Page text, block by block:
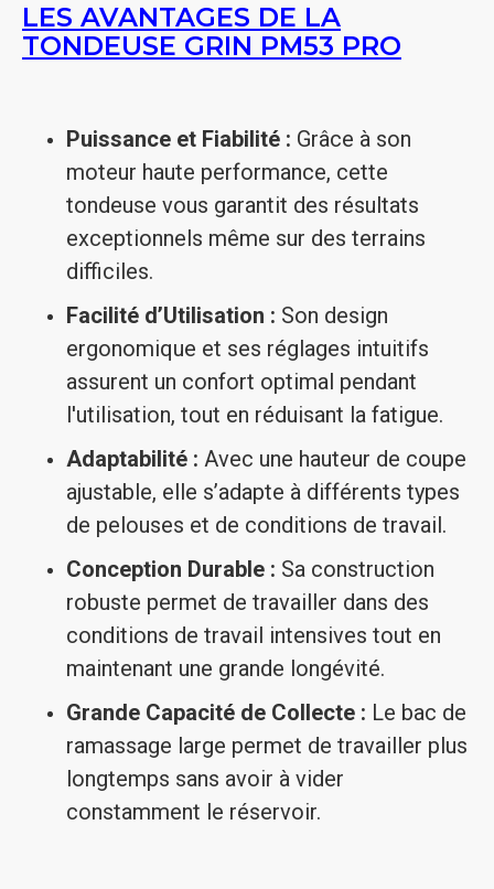
LES AVANTAGES DE LA
TONDEUSE GRIN PM53 PRO
Puissance et Fiabilité : Grâce à son
moteur haute performance, cette
tondeuse vous garantit des résultats
exceptionnels même sur des terrains
difficiles.
Facilité d’Utilisation : Son design
ergonomique et ses réglages intuitifs
assurent un confort optimal pendant
l'utilisation, tout en réduisant la fatigue.
Adaptabilité : Avec une hauteur de coupe
ajustable, elle s’adapte à différents types
de pelouses et de conditions de travail.
Conception Durable : Sa construction
robuste permet de travailler dans des
conditions de travail intensives tout en
maintenant une grande longévité.
Grande Capacité de Collecte : Le bac de
ramassage large permet de travailler plus
longtemps sans avoir à vider
constamment le réservoir.